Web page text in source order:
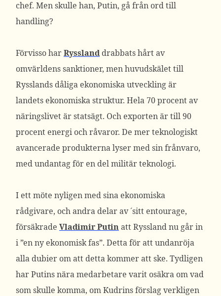
chef. Men skulle han, Putin, gå från ord till
handling?
Förvisso harRysslanddrabbats hårt av
omvärldens sanktioner, men huvudskälet till
Rysslands dåliga ekonomiska utveckling är
landets ekonomiska struktur. Hela 70 procent av
näringslivet är statsägt. Och exporten är till 90
procent energi och råvaror. De mer teknologiskt
avancerade produkterna lyser med sin frånvaro,
med undantag för en del militär teknologi.
I ett möte nyligen med sina ekonomiska
rådgivare, och andra delar av ´sitt entourage,
försäkrade Vladimir Putinatt Ryssland nu går in
i ”en ny ekonomisk fas”. Detta för att undanröja
alla dubier om att detta kommer att ske. Tydligen
har Putins nära medarbetare varit osäkra om vad
som skulle komma, om Kudrins förslag verkligen